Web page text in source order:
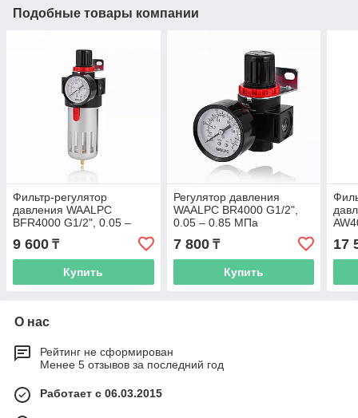
Подобные товары компании
Фильтр-регулятор
давления WAALPC
BFR4000 G1/2", 0.05 –
0.85 МПа
9 600 ₸
Купить
Регулятор давления
WAALPC BR4000 G1/2",
0.05 – 0.85 МПа
7 800₸
Купить
17
О нас
Рейтинг не сформирован
Менее 5 отзывов за последний год
Работает с 06.03.2015